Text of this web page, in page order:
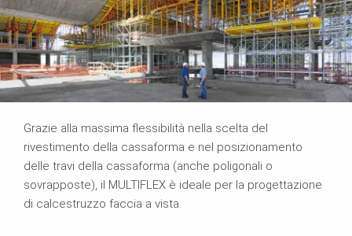
Grazie alla massima flessibilità nella scelta del
rivestimento della cassaforma e nel posizionamento
delle travi della cassaforma (anche poligonali o
sovrapposte), il MULTIFLEX è ideale per la progettazione
di calcestruzzo faccia a vista.